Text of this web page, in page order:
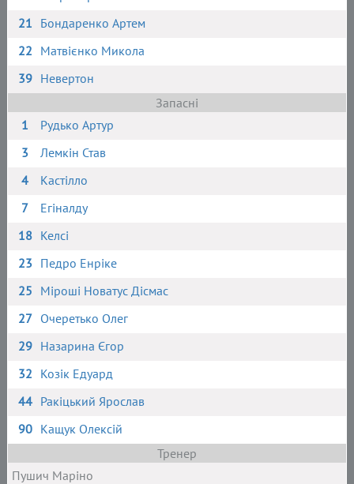
21 Бондаренко Артем
22 Матвієнко Микола
39 Невертон
Запасні
1
Рудько Артур
3
Лемкін Став
4
Кастілло
7
Егіналду
18 Келсі
23 Педро Енріке
25 Міроші Новатус Дісмас
27 Очеретько Олег
29 Назарина Єгор
32 Козік Едуард
44 Ракіцький Ярослав
90 Кащук Олексій
Тренер
Пушич Маріно